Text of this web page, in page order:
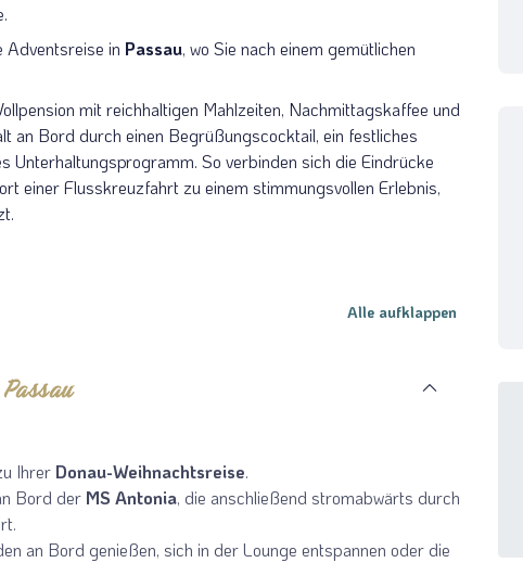
Adventsreise in Passau, wo Sie nach einem gemütlichen
mit reichhaltigen Mahlzeiten, Nachmittagskaffee und
an Bord durch einen Begrüßungscocktail, ein festliches
Unterhaltungsprogramm. So verbinden sich die Eindrücke
einer Flusskreuzfahrt zu einem stimmungsvollen Erlebnis,
Alle aufklappen
Ihrer Donau-Weihnachtsreise.
Bord der MS Antonia, die anschließend stromabwärts durch
an Bord genießen, sich in der Lounge entspannen oder die